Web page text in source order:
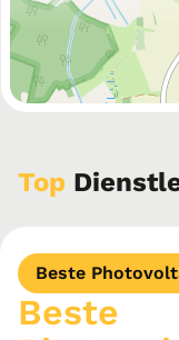
Top
Beste
Beste